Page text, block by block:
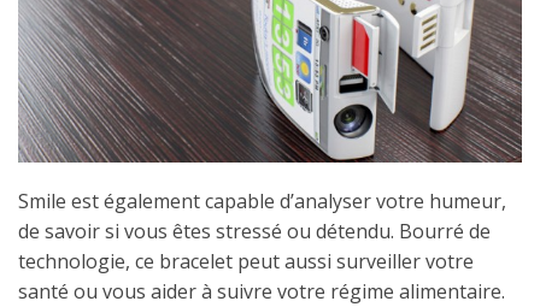
Smile est également capable d’analyser votre humeur,
de savoir si vous êtes stressé ou détendu. Bourré de
technologie, ce bracelet peut aussi surveiller votre
santé ou vous aider à suivre votre régime alimentaire.